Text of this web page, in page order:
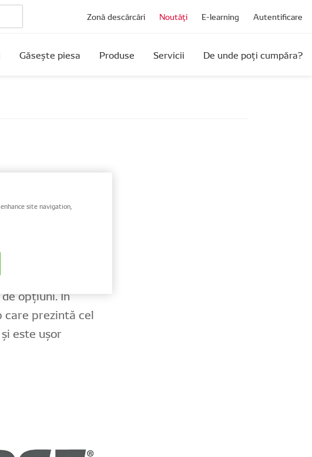
Zonă descărcări Noutăți E-learning Autentificare
Găsește piesa Produse Servicii De unde poți cumpăra?
dedicarea de a
ateliere de
opțiuni. În
care prezintă cel
este ușor
site navigation,